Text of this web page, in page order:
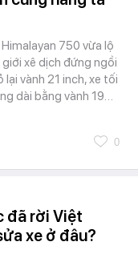
750 vừa lộ
giới xê dịch đứng ngồi
lại vành 21 inch, xe tối
dài bằng vành 19…
0
đã rời Việt
xe ở đâu?